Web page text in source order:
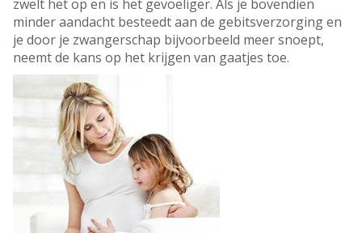
zwelt het op en is het gevoeliger. Als je bovendien
minder aandacht besteedt aan de gebitsverzorging en
je door je zwangerschap bijvoorbeeld meer snoept,
neemt de kans op het krijgen van gaatjes toe.